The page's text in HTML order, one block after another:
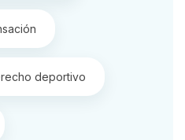
deportivo